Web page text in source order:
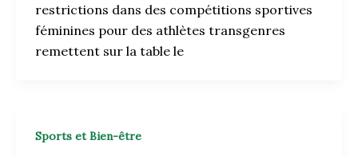
restrictions dans des compétitions sportives
féminines pour des athlètes transgenres
remettent sur la table le
Sports et Bien-être